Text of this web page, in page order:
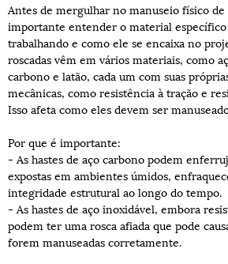
Antes de mergulhar no manuseio físico de
importante entender o material específico
trabalhando e como ele se encaixa no
roscadas vêm em vários materiais, como
carbono e latão, cada um com suas
mecânicas, como resistência à tração e
Isso afeta como eles devem ser
Por que é importante:
- As hastes de aço carbono podem
expostas em ambientes úmidos,
integridade estrutural ao longo do tempo.
- As hastes de aço inoxidável, embora
podem ter uma rosca afiada que pode
forem manuseadas corretamente.